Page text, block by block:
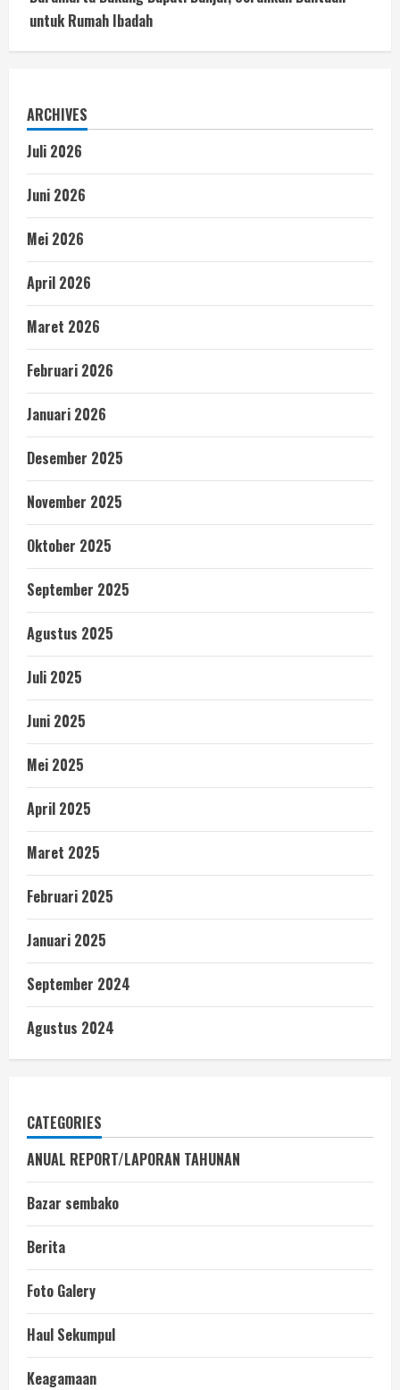
untuk Rumah Ibadah
ARCHIVES
Juli 2026
Juni 2026
Mei 2026
April 2026
Maret 2026
Februari 2026
Januari 2026
Desember 2025
November 2025
Oktober 2025
September 2025
Agustus 2025
Juli 2025
Juni 2025
Mei 2025
April 2025
Maret 2025
Februari 2025
Januari 2025
September 2024
Agustus 2024
CATEGORIES
ANUAL REPORT/LAPORAN TAHUNAN
Bazar sembako
Berita
Foto Galery
Haul Sekumpul
Keagamaan